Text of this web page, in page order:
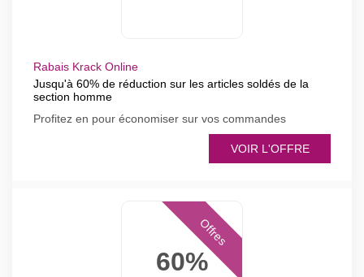
Rabais Krack Online
Jusqu'à 60% de réduction sur les articles soldés de la
section homme
Profitez en pour économiser sur vos commandes
VOIR L'OFFRE
60%
Offres